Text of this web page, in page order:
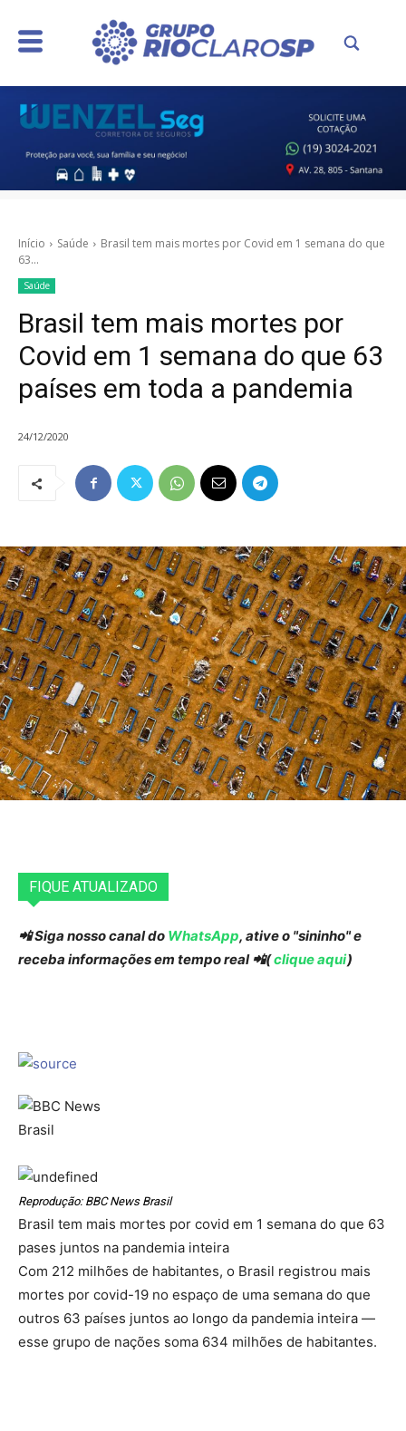
Início Saúde
Brasil tem mais mortes por Covid em 1 semana do que
63...
Saúde
Brasil tem mais mortes por
Covid em 1 semana do que 63
países em toda a pandemia
24/12/2020
FIQUE ATUALIZADO
📲 Siga nosso canal do WhatsApp, ative o "sininho" e
receba informações em tempo real 📲(clique aqui)
Reprodução: BBC News Brasil
Brasil tem mais mortes por covid em 1 semana do que 63
pases juntos na pandemia inteira
Com 212 milhões de habitantes, o Brasil registrou mais
mortes por covid-19 no espaço de uma semana do que
outros 63 países juntos ao longo da pandemia inteira —
esse grupo de nações soma 634 milhões de habitantes.